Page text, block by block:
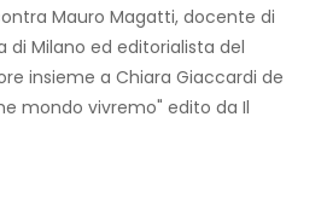
Mauro Magatti, docente di
di Milano ed editorialista del
insieme a Chiara Giaccardi de
mondo vivremo" edito da Il